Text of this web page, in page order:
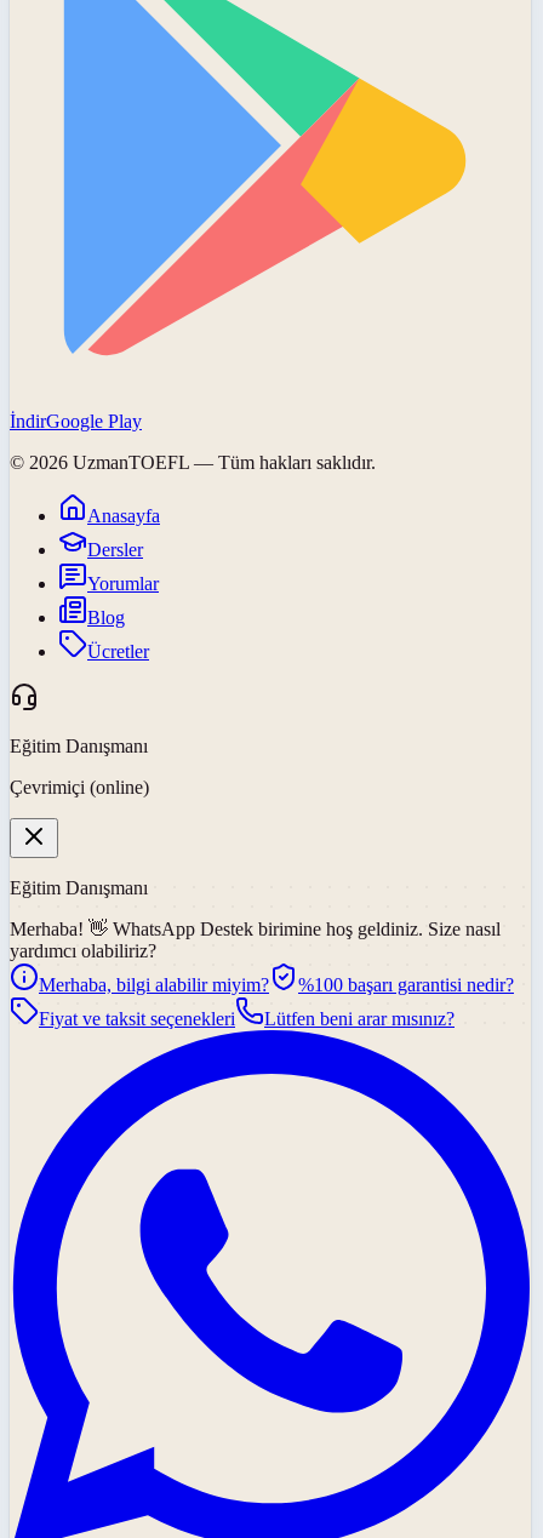
İndirGoogle Play
© 2026 UzmanTOEFL — Tüm hakları saklıdır.
Anasayfa
Dersler
Yorumlar
Blog
Ücretler
Eğitim Danışmanı
Çevrimiçi (online)
Eğitim Danışmanı
Merhaba! 👋 WhatsApp Destek birimine hoş geldiniz. Size nasıl
yardımcı olabiliriz?
Merhaba, bilgi alabilir miyim?
%100 başarı garantisi nedir?
Fiyat ve taksit seçenekleri
Lütfen beni arar mısınız?